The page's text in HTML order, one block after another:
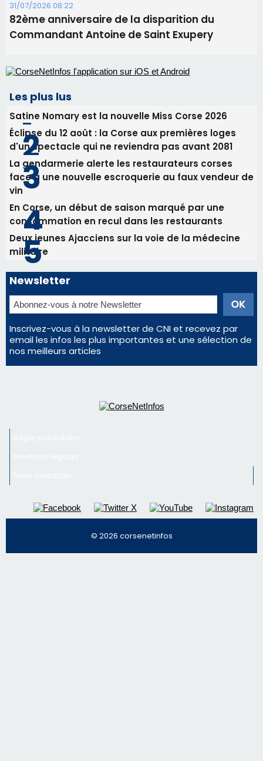
Satine Nomary est la nouvelle Miss Corse 2026
Éclipse du 12 août : la Corse aux premières loges
d'un spectacle qui ne reviendra pas avant 2081
face à une nouvelle escroquerie au faux vendeur de
En Corse, un début de saison marqué par une
consommation en recul dans les restaurants
Deux jeunes Ajacciens sur la voie de la médecine
militaire
Newsletter
Inscrivez-vous à la newsletter de CNI et recevez par
email les infos les plus importantes et une sélection de
nos meilleurs articles
Régie publicitaire
Mentions légales
Nous contacter